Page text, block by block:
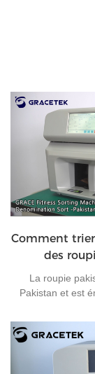
Comment
des
La roupie
Pakistan et est
billets de banque
roupies, 20
roupies, 1 000
types de pièces